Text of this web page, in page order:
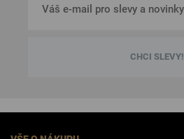
CHCI SLEVY!